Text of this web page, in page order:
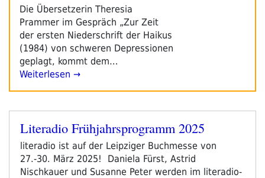
Die Übersetzerin Theresia
Prammer im Gespräch „Zur Zeit
der ersten Niederschrift der Haikus
(1984) von schweren Depressionen
geplagt, kommt dem…
Weiterlesen →
Veröffentlicht
Literadio Frühjahrsprogramm 2025
literadio ist auf der Leipziger Buchmesse von
27.-30. März 2025! Daniela Fürst, Astrid
Nischkauer und Susanne Peter werden im literadio-